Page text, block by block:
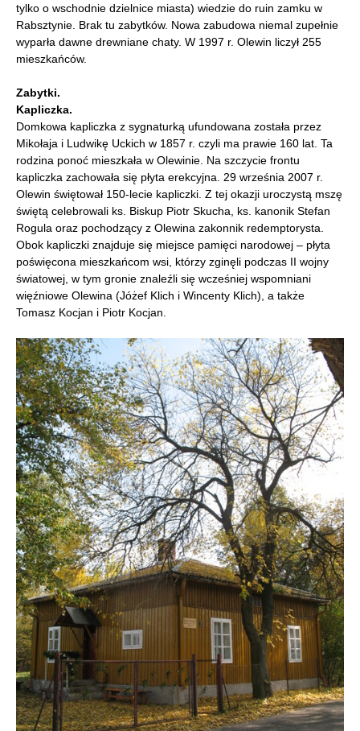
tylko o wschodnie dzielnice miasta) wiedzie do ruin zamku w
Rabsztynie. Brak tu zabytków. Nowa zabudowa niemal zupełnie
wyparła dawne drewniane chaty. W 1997 r. Olewin liczył 255
mieszkańców.
Zabytki.
Kapliczka.
Domkowa kapliczka z sygnaturką ufundowana została przez
Mikołaja i Ludwikę Uckich w 1857 r. czyli ma prawie 160 lat. Ta
rodzina ponoć mieszkała w Olewinie. Na szczycie frontu
kapliczka zachowała się płyta erekcyjna. 29 września 2007 r.
Olewin świętował 150-lecie kapliczki. Z tej okazji uroczystą mszę
świętą celebrowali ks. Biskup Piotr Skucha, ks. kanonik Stefan
Rogula oraz pochodzący z Olewina zakonnik redemptorysta.
Obok kapliczki znajduje się miejsce pamięci narodowej – płyta
poświęcona mieszkańcom wsi, którzy zginęli podczas II wojny
światowej, w tym gronie znaleźli się wcześniej wspomniani
więźniowe Olewina (Jóżef Klich i Wincenty Klich), a także
Tomasz Kocjan i Piotr Kocjan.